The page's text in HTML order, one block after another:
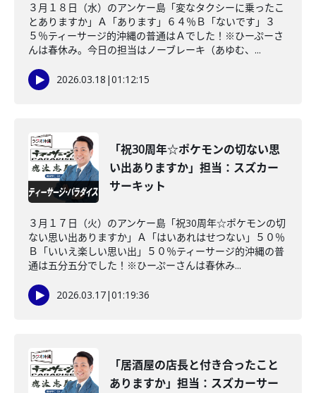
３月１８日（水）のアンケー島「変なタクシーに乗ったこ
とありますか」Ａ「あります」６４％Ｂ「ないです」３
５％ティーサージ的沖縄の普通はＡでした！※ひーぷーさ
んは春休み。今日の担当はノーブレーキ（あゆむ、...
2026.03.18 |01:12:15
「祝30周年☆ポケモンの切ない思
い出ありますか」担当：スズカー
サーキット
３月１７日（火）のアンケー島「祝30周年☆ポケモンの切
ない思い出ありますか」Ａ「はいあれはせつない」５０％
Ｂ「いいえ楽しい思い出」５０％ティーサージ的沖縄の普
通は五分五分でした！※ひーぷーさんは春休み...
2026.03.17|01:19:36
「居酒屋の店長と付き合ったこと
ありますか」担当：スズカーサー